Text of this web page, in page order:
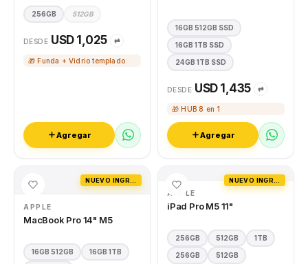
256GB 512GB
DESDE USD 1,025 ⇄
🎁 Funda + Vidrio templado
Agregar
16GB 512GB SSD
16GB 1TB SSD
24GB 1TB SSD
DESDE USD 1,435 ⇄
🎁 HUB 8 en 1
Agregar
APPLE
MacBook Pro 14" M5
16GB 512GB 16GB 1TB
APPLE
iPad Pro M5 11"
256GB 512GB 1TB
256GB 512GB